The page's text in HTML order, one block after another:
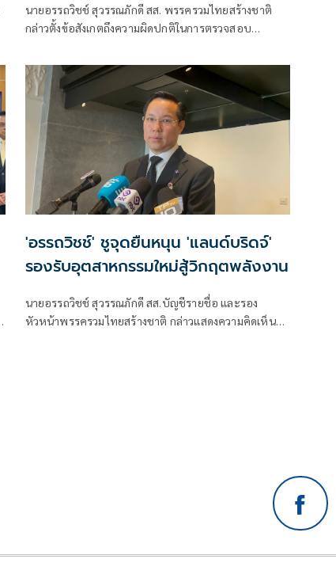
นายอรรถวิชช์ สุวรรณภักดี สส. พรรครวมไทยสร้างชาติ
กล่าวตั้งข้อสังเกตถึงความผิดปกติในการตรวจสอบ
เหล็กกว่า 40,000 เส้นถูกจำหน่ายออกจากโรงงานในช่วง
รอยต่อการเปลี่ยนรัฐมนตรีว่าการกระทรวงอุตสาหกรรม
แม้คณะกรรมการสอบสวนจะกำหนดให้สุ่มตรวจทุกเตา แต่
เมื่อมีการอนุญาตเปิดโรงงานกลับพบว่ามีการตรวจเพียง
บางเตาเท่านั้น ซึ่งไม่เป็นไปตามแนวทางที่กำหนด
'อรรถวิชช์' ชูจุดยืนหนุน 'แลนด์บริดจ์'
รองรับอุตสาหกรรมใหม่สู้วิกฤตพลังงาน
นายอรรถวิชช์ สุวรรณภักดี สส.บัญชีรายชื่อ และรอง
หัวหน้าพรรครวมไทยสร้างชาติ กล่าวแสดงความคิดเห็น